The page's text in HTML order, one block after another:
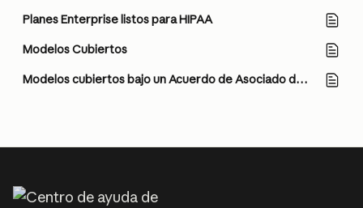
Planes Enterprise listos para HIPAA
Modelos Cubiertos
Modelos cubiertos bajo un Acuerdo de Asociado de Negocios (BAA)